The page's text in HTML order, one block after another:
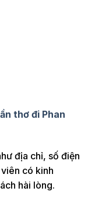
thơ đi Phan
địa chỉ, số điện
có kinh
hài lòng.